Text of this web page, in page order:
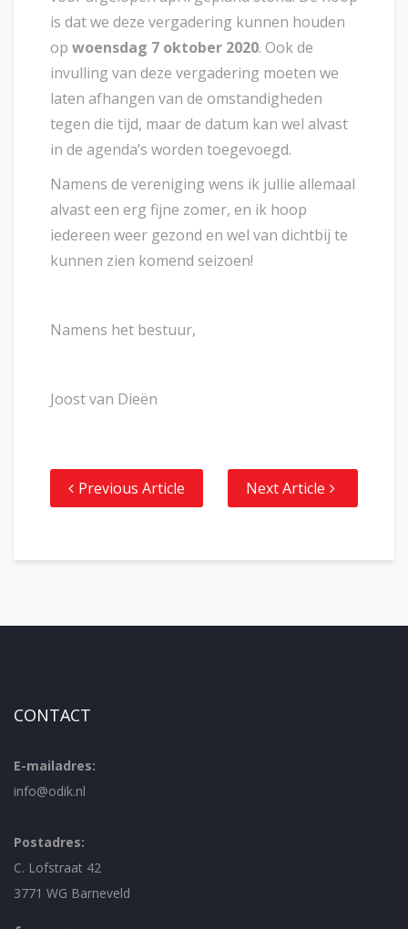
is dat we deze vergadering kunnen houden
op woensdag 7 oktober 2020. Ook de
invulling van deze vergadering moeten we
laten afhangen van de omstandigheden
tegen die tijd, maar de datum kan wel alvast
in de agenda’s worden toegevoegd.
Namens de vereniging wens ik jullie allemaal
alvast een erg fijne zomer, en ik hoop
iedereen weer gezond en wel van dichtbij te
kunnen zien komend seizoen!
Namens het bestuur,
Joost van Dieën
Previous Article Next Article
CONTACT
E-mailadres:
info@odik.nl
Postadres:
C. Lofstraat 42
3771 WG Barneveld